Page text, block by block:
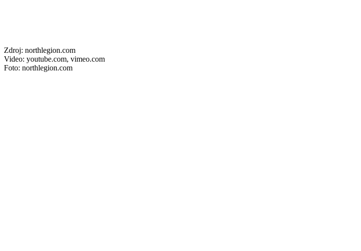
Zdroj: northlegion.com
Video: youtube.com, vimeo.com
Foto: northlegion.com